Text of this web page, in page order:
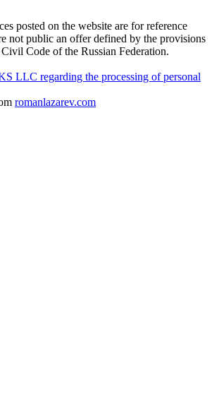
posted on the website are for reference
not public an offer defined by the provisions
Code of the Russian Federation.
LLC regarding the processing of personal
romanlazarev.com